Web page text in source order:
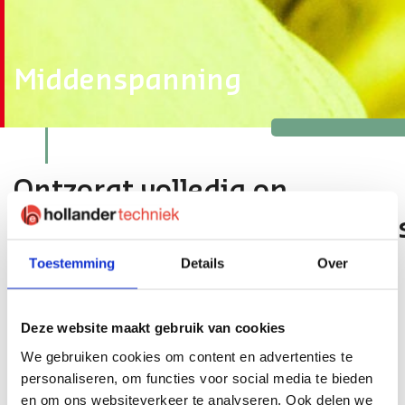
Toestemming Details Over
Deze website maakt gebruik van cookies
We gebruiken cookies om content en advertenties te
personaliseren, om functies voor social media te bieden
en om ons websiteverkeer te analyseren. Ook delen we
Middenspanning
Ontzorgt volledig op
komen te liggen, investeren zij in hun eigen
middenspanningsinstallatie. Hollander Techniek neemt
het gehele ontwerp, de installatie en
installatieverantwoordelijke proces uit handen.